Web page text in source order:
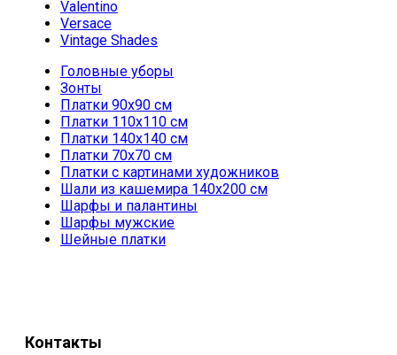
Valentino
Versace
Vintage Shades
Головные уборы
Зонты
Платки 90х90 см
Платки 110х110 см
Платки 140х140 см
Платки 70х70 см
Платки с картинами художников
Шали из кашемира 140х200 см
Шарфы и палантины
Шарфы мужские
Шейные платки
Контакты